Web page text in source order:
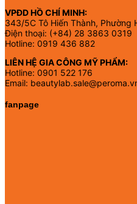
VPĐD HỒ CHÍ MINH:
343/5C Tô Hiến Thành, Phường
Điện thoại: (+84) 28 3863 0319
Hotline: 0919 436 882
LIÊN HỆ GIA CÔNG MỸ PHẨM:
Hotline: 0901 522 176
Email:
fanpage